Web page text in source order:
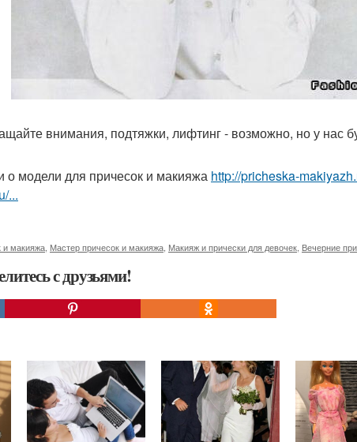
внимания, подтяжки, лифтинг - возможно, но у нас
о модели для причесок и макияжа http://pricheska-
...
и макияжа Мастер причесок и макияжа Макияж и прически для девочек Вечерние
с друзьями!